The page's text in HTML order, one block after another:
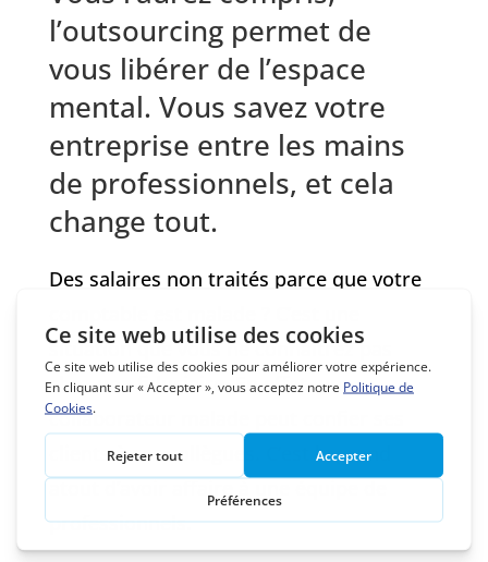
l’outsourcing permet de
vous libérer de l’espace
mental. Vous savez votre
entreprise entre les mains
de professionnels, et cela
change tout.
Des salaires non traités parce que votre
situation que vous ne connaîtrez pas
chez une fiduciaire. En effet, un
collaborateur malade peut confier ses
clients à ses collègues. C’est le grand
atout d’avoir affaire à une équipe de
professionnels.